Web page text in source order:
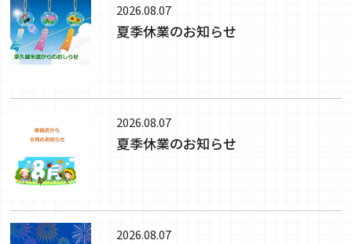
2026.08.07
夏季休業のお知らせ
2026.08.07
夏季休業のお知らせ
2026.08.07